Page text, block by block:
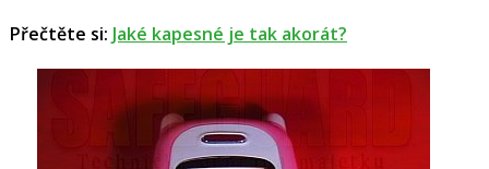
Přečtěte si: Jaké kapesné je tak akorát?